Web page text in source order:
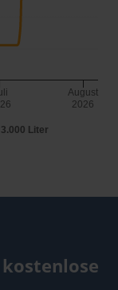
3.000 Liter
August
2026
kostenlose